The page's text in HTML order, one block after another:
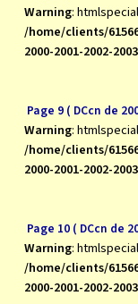
Warning:
/home/clients/
2000-2001-2002-
Page 9 ( DCcn de
Warning:
/home/clients/
2000-2001-2002-
Page 10 ( DCcn de
Warning:
/home/clients/
2000-2001-2002-